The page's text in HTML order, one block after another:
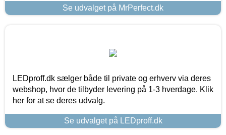
Se udvalget på MrPerfect.dk
LEDproff.dk sælger både til private og erhverv via deres
webshop, hvor de tilbyder levering på 1-3 hverdage. Klik
her for at se deres udvalg.
Se udvalget på LEDproff.dk